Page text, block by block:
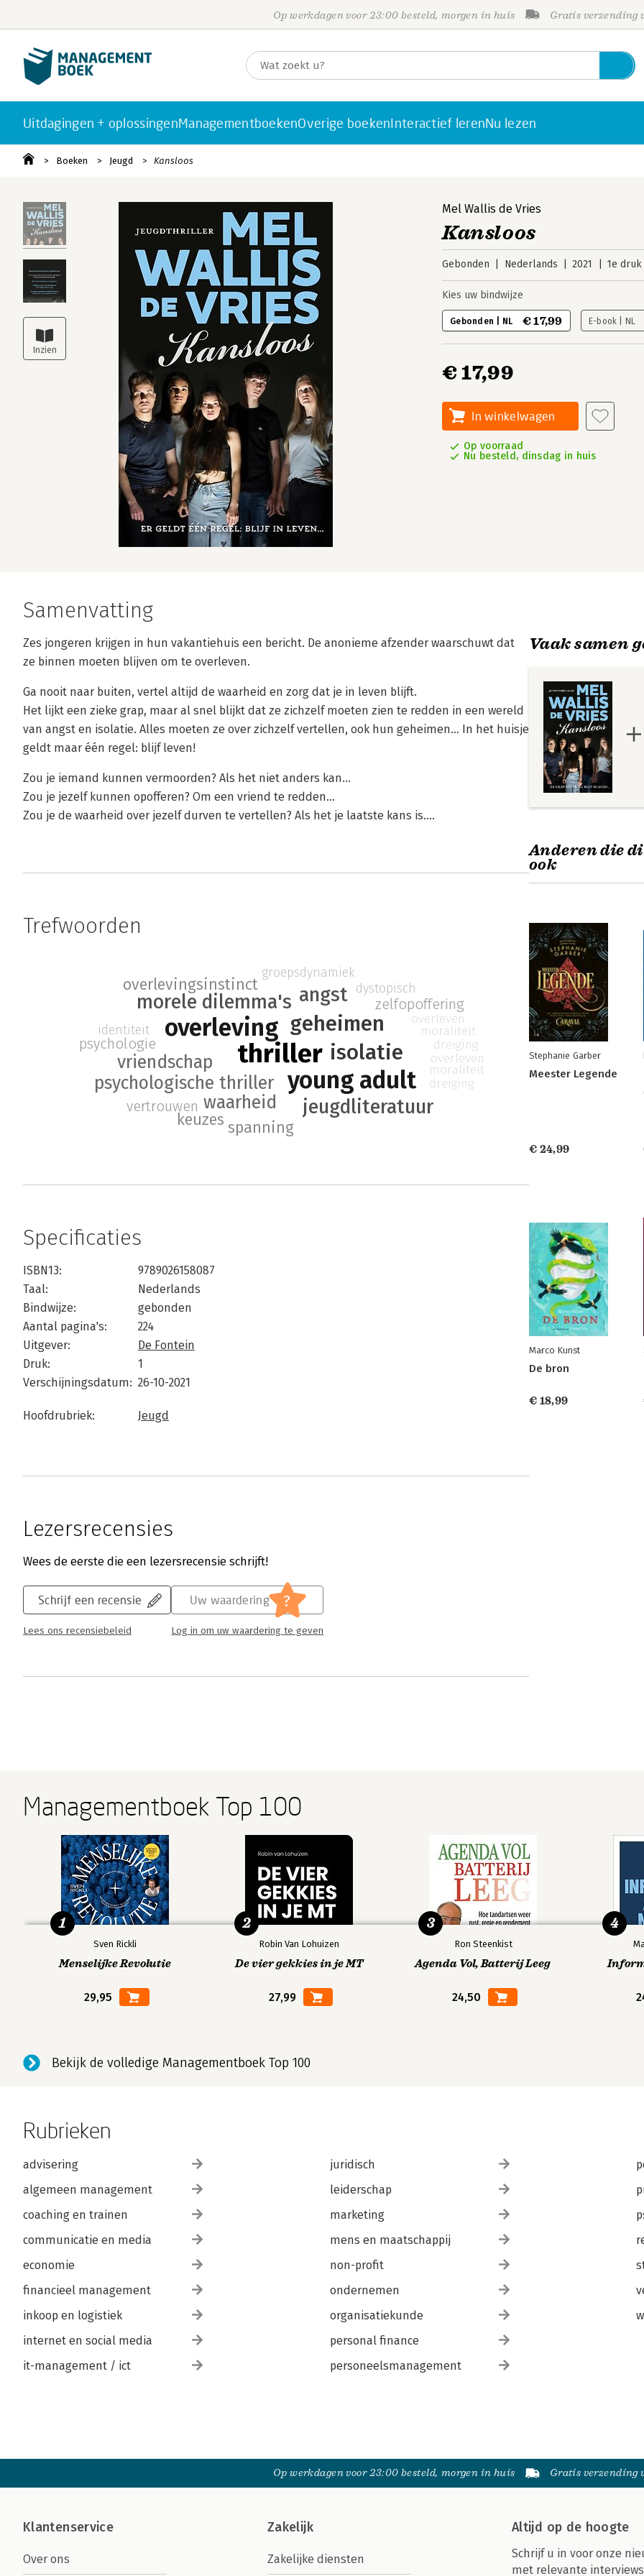
Op werkdagen voor 23:00 besteld, morgen in huis Gratis verzending
Uitdagingen + oplossingenManagementboekenOverige boekenInteractief lerenNu lezen
Boeken Jeugd Kansloos
Mel Wallis de Vries
Kansloos
Gebonden Nederlands 2021 1e druk
Kies uw bindwijze
Gebonden | NL € 17,99 E-book | NL
€ 17,99
In winkelwagen
Op voorraad
Nu besteld, dinsdag in huis
Samenvatting
Zes jongeren krijgen in hun vakantiehuis een bericht. De anonieme afzender waarschuwt dat
ze binnen moeten blijven om te overleven.
Ga nooit naar buiten, vertel altijd de waarheid en zorg dat je in leven blijft.
Het lijkt een zieke grap, maar al snel blijkt dat ze zichzelf moeten zien te redden in een wereld
van angst en isolatie. Alles moeten ze over zichzelf vertellen, ook hun geheimen… In het huisje
geldt maar één regel: blijf leven!
Zou je iemand kunnen vermoorden? Als het niet anders kan...
Zou je jezelf kunnen opofferen? Om een vriend te redden...
Zou je de waarheid over jezelf durven te vertellen? Als het je laatste kans is....
Trefwoorden
thriller
overleving
young adult
geheimen
isolatie
psychologische thriller
morele dilemma's
vriendschap
waarheid
jeugdliteratuur
angst
spanning
keuzes
overlevingsinstinct
vertrouwen
psychologie
identiteit
groepsdynamiek
dystopisch
zelfopoffering
overleven
moraliteit
dreiging
overleven
moraliteit
dreiging
Specificaties
ISBN13:
9789026158087
Taal:
Nederlands
Bindwijze:
gebonden
Aantal pagina's:
224
Uitgever:
De Fontein
Druk:
1
Verschijningsdatum: 26-10-2021
Hoofdrubriek: Jeugd
Lezersrecensies
Wees de eerste die een lezersrecensie schrijft!
Schrijf een recensie
Lees ons recensiebeleid
Uw waardering ?
Log in om uw waardering te geven
Vaak samen
Anderen die
ook
Stephanie Garber
Meester Legende
€ 24,99
Marco Kunst
De bron
€ 18,99
Managementboek Top 100
Sven Rickli
Menselijke Revolutie
29,95
1
Robin Van Lohuizen
De vier gekkies in je MT
27,99
2
Ron Steenkist
Agenda Vol, Batterij Leeg
24,50
3 4
Bekijk de volledige Managementboek Top 100
Rubrieken
advisering
algemeen management
coaching en trainen
communicatie en media
economie
financieel management
inkoop en logistiek
internet en social media
it-management / ict
juridisch
leiderschap
marketing
mens en maatschappij
non-profit
ondernemen
organisatiekunde
personal finance
personeelsmanagement
Op werkdagen voor 23:00 besteld, morgen in huis Gratis verzending
Klantenservice
Over ons
Zakelijk
Zakelijke diensten
Altijd op de hoogte
Schrijf u in voor onze
met relevante